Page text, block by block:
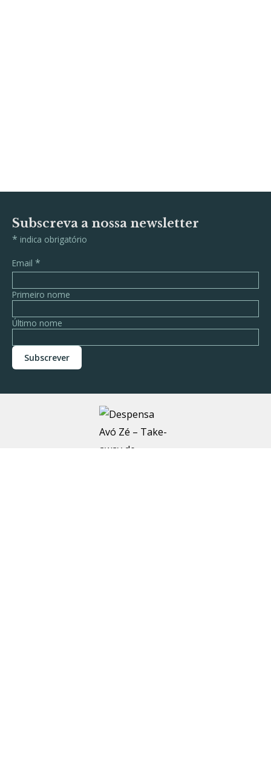
Subscreva a nossa newsletter
* indica obrigatório
Email *
Primeiro nome
Último nome